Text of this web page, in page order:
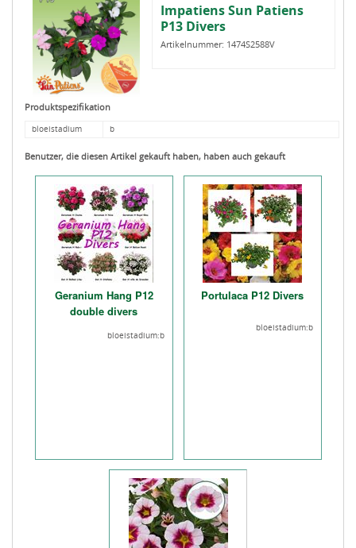
Impatiens Sun Patiens
P13 Divers
Artikelnummer: 1474S2588V
Produktspezifikation
bloeistadium b
Benutzer, die diesen Artikel gekauft haben, haben auch gekauft
Geranium Hang P12
double divers
bloeistadium:b
Portulaca P12 Divers
bloeistadium:b